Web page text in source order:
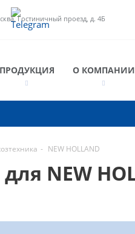
Гостиничный проезд, д. 4Б
ПРОДУКЦИЯ О КОМПАНИИ
- NEW HOLLAND
NEW